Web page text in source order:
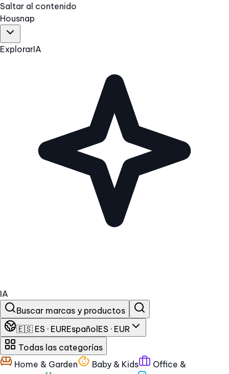
Saltar al contenido
Housnap
ExplorarIA
IA
Buscar marcas y productos
🇪🇸 ES · EUREspañol ES · EUR
Todas las categorías
Home & Garden
Baby & Kids
Office &